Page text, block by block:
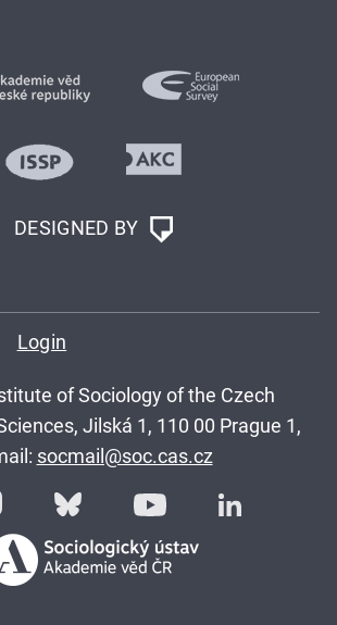
DESIGNED BY
Login
of Sociology of the Czech
Jilská 1, 110 00 Prague 1,
socmail@soc.cas.cz